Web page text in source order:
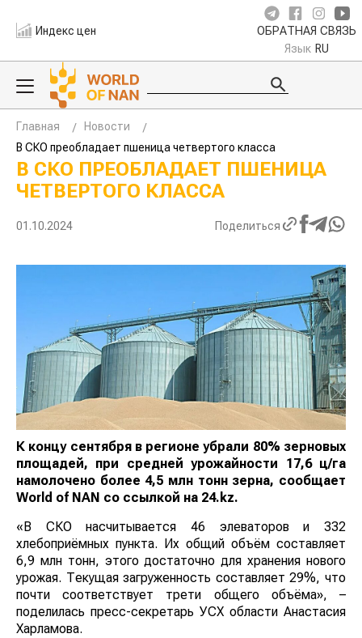
Индекс цен ОБРАТНАЯ СВЯЗЬ
Язык RU
Главная
Новости
В СКО преобладает пшеница четвертого класса
В СКО ПРЕОБЛАДАЕТ ПШЕНИЦА
ЧЕТВЕРТОГО КЛАССА
01.10.2024 Поделиться
К концу сентября в регионе убрали 80% зерновых
площадей, при средней урожайности 17,6 ц/га
намолочено более 4,5 млн тонн зерна, сообщает
World of NAN со ссылкой на 24.kz.
«В СКО насчитывается 46 элеваторов и 332
хлебоприёмных пункта. Их общий объём составляет
6,9 млн тонн, этого достаточно для хранения нового
урожая. Текущая загруженность составляет 29%, что
почти соответствует трети общего объёма», –
поделилась пресс-секретарь УСХ области Анастасия
Харламова.